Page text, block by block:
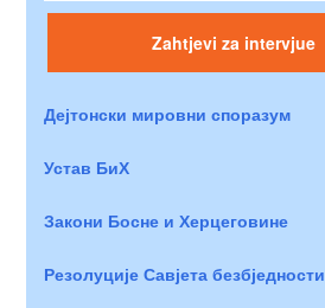
Zahtjevi za intervjue
Дејтонски мировни споразум
Устав БиХ
Закони Босне и Херцеговине
Резолуције Савјета безбједности